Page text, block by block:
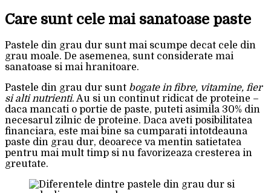
Care sunt cele mai sanatoase paste
Pastele din grau dur sunt mai scumpe decat cele din
grau moale. De asemenea, sunt considerate mai
sanatoase si mai hranitoare.
Pastele din grau dur sunt bogate in fibre, vitamine, fier
si alti nutrienti. Au si un continut ridicat de proteine –
daca mancati o portie de paste, puteti asimila 30% din
necesarul zilnic de proteine. Daca aveti posibilitatea
financiara, este mai bine sa cumparati intotdeauna
paste din grau dur, deoarece va mentin satietatea
pentru mai mult timp si nu favorizeaza cresterea in
greutate.